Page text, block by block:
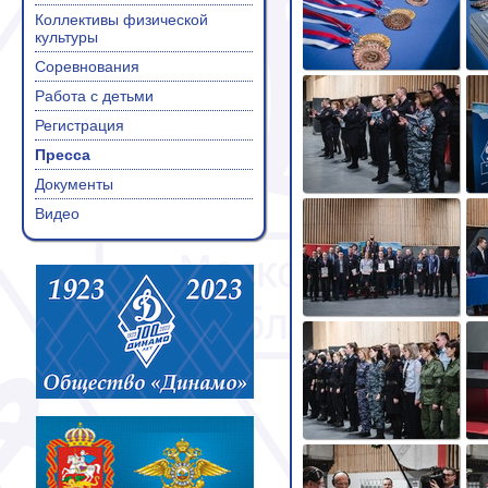
Коллективы физической
культуры
Соревнования
Работа с детьми
Регистрация
Пресса
Документы
Видео